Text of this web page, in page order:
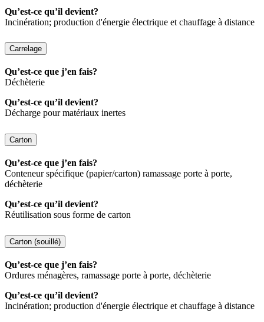
Qu’est-ce qu’il devient?
Incinération; production d'énergie électrique et chauffage à distance
Carrelage
Qu’est-ce que j’en fais?
Déchèterie
Qu’est-ce qu’il devient?
Décharge pour matériaux inertes
Carton
Qu’est-ce que j’en fais?
Conteneur spécifique (papier/carton) ramassage porte à porte,
déchèterie
Qu’est-ce qu’il devient?
Réutilisation sous forme de carton
Carton (souillé)
Qu’est-ce que j’en fais?
Ordures ménagères, ramassage porte à porte, déchèterie
Qu’est-ce qu’il devient?
Incinération; production d'énergie électrique et chauffage à distance